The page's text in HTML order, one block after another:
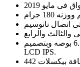
ياتى بشاشة بحجم 6.3 بوصه وبتصميم Infinity O ومن نوع
LCD IPS.
دقة عرض الشاشة 2520×1080 بيكسل وكثافة بيكسلات 442